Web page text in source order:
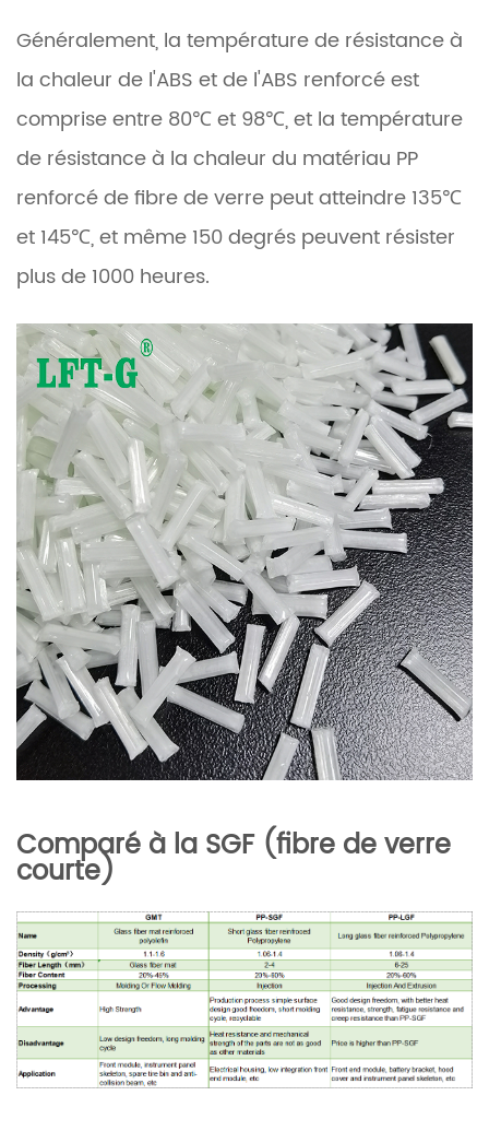
Généralement, la température de résistance à
la chaleur de l'ABS et de l'ABS renforcé est
comprise entre 80℃ et 98℃, et la température
de résistance à la chaleur du matériau PP
renforcé de fibre de verre peut atteindre 135℃
et 145℃, et même 150 degrés peuvent résister
plus de 1000 heures.
Comparé à la SGF (fibre de verre
courte)